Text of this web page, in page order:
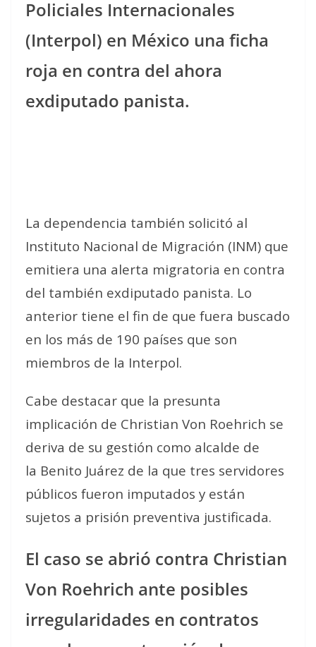
Policiales Internacionales
(Interpol) en México una ficha
roja en contra del ahora
exdiputado panista.
La dependencia también solicitó al
Instituto Nacional de Migración (INM) que
emitiera una alerta migratoria en contra
del también exdiputado panista. Lo
anterior tiene el fin de que fuera buscado
en los más de 190 países que son
miembros de la Interpol.
Cabe destacar que la presunta
implicación de Christian Von Roehrich se
deriva de su gestión como alcalde de
la Benito Juárez de la que tres servidores
públicos fueron imputados y están
sujetos a prisión preventiva justificada.
El caso se abrió contra Christian
Von Roehrich ante posibles
irregularidades en contratos